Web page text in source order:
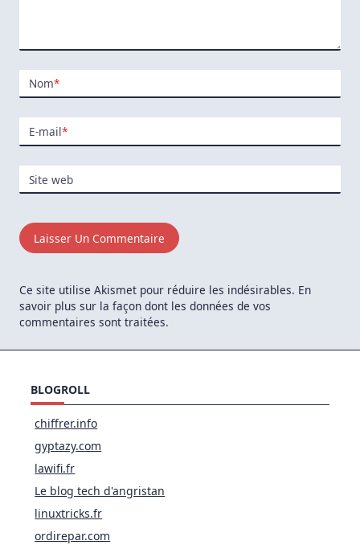
Nom*
E-mail*
Site web
Ce site utilise Akismet pour réduire les indésirables. En
savoir plus sur la façon dont les données de vos
commentaires sont traitées.
BLOGROLL
chiffrer.info
gyptazy.com
lawifi.fr
Le blog tech d'angristan
linuxtricks.fr
ordirepar.com